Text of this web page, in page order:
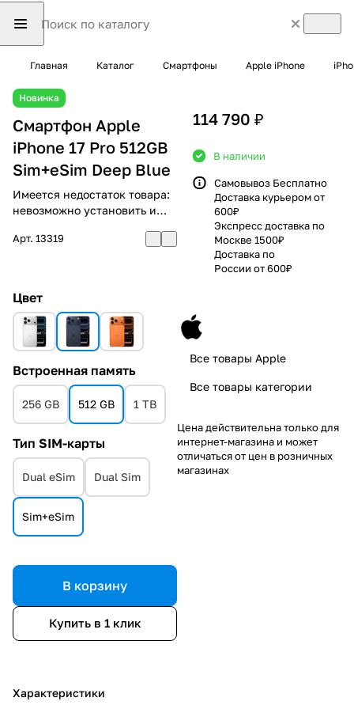
Главная Каталог Смартфоны Apple iPhone
Новинка
Смартфон Apple
iPhone 17 Pro 512GB
Sim+eSim Deep Blue
Имеется недостаток товара:
невозможно установить и
Арт. 13319
Цвет
Встроенная память
256 GB 512 GB 1 TB
Тип SIM-карты
Dual eSim Dual Sim
Sim+eSim
В корзину
Купить в 1 клик
Характеристики
114 790 ₽
В наличии
Самовывоз Бесплатно
Доставка курьером от
600₽
Экспресс доставка по
Москве 1500₽
Доставка по
России от 600₽
Все товары Apple
Все товары категории
Цена действительна только для
интернет-магазина и может
отличаться от цен в розничных
магазинах